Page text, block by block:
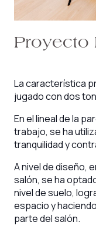
Proyecto
La característica
jugado con dos
En el lineal de la
trabajo, se ha
tranquilidad y
A nivel de diseño,
salón, se ha
nivel de suelo,
espacio y
parte del salón.